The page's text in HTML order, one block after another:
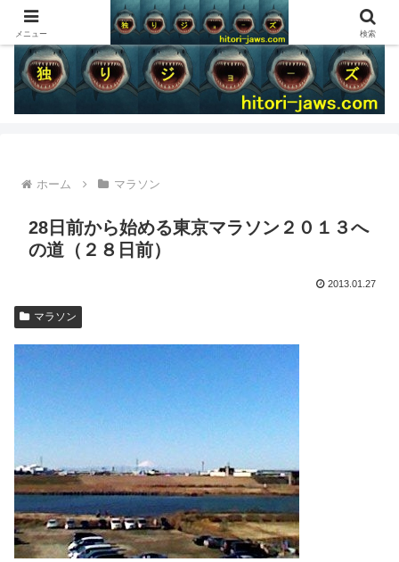
ホーム マラソン
28日前から始める東京マラソン２０１３へ
の道（２８日前）
2013.01.27
マラソン
メニュー 検索